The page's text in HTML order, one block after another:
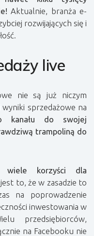
Aktualnie, branża e-
rozwijających się i
live
nie są już niczym
sprzedażowe na
kanału do swojej
trampoliną do
wiele korzyści dla
to, że w zasadzie to
na poprowadzenie
inwestowania w
przedsiębiorców,
na Facebooku nie